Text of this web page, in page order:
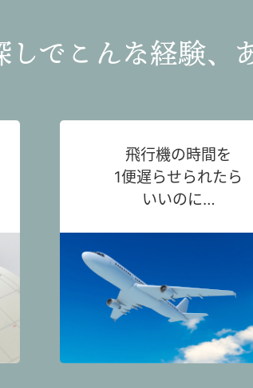
しでこんな経験、
飛行機の時間を
1便遅らせられたら
いいのに…